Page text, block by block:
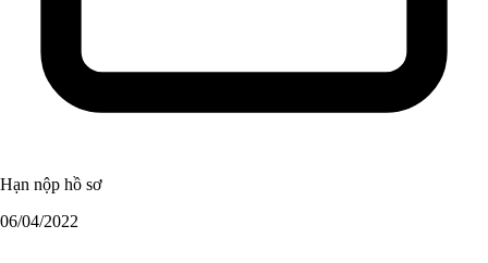
Hạn nộp hồ sơ
06/04/2022